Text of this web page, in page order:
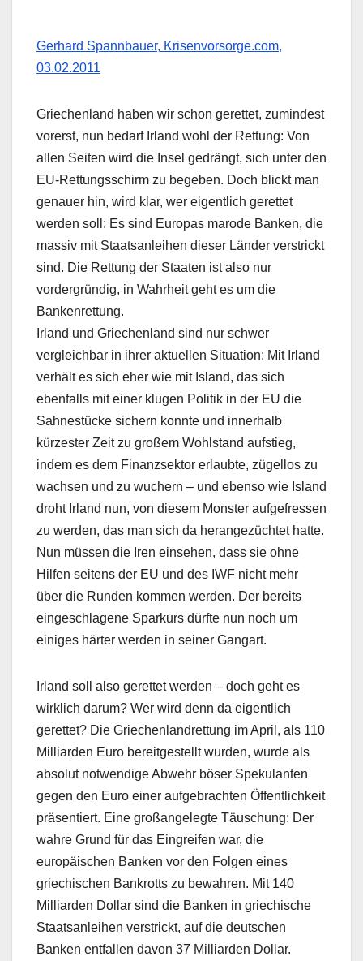
Gerhard Spannbauer, Krisenvorsorge.com,
03.02.2011
Griechenland haben wir schon gerettet, zumindest
vorerst, nun bedarf Irland wohl der Rettung: Von
allen Seiten wird die Insel gedrängt, sich unter den
EU-Rettungsschirm zu begeben. Doch blickt man
genauer hin, wird klar, wer eigentlich gerettet
werden soll: Es sind Europas marode Banken, die
massiv mit Staatsanleihen dieser Länder verstrickt
sind. Die Rettung der Staaten ist also nur
vordergründig, in Wahrheit geht es um die
Bankenrettung.
Irland und Griechenland sind nur schwer
vergleichbar in ihrer aktuellen Situation: Mit Irland
verhält es sich eher wie mit Island, das sich
ebenfalls mit einer klugen Politik in der EU die
Sahnestücke sichern konnte und innerhalb
kürzester Zeit zu großem Wohlstand aufstieg,
indem es dem Finanzsektor erlaubte, zügellos zu
wachsen und zu wuchern – und ebenso wie Island
droht Irland nun, von diesem Monster aufgefressen
zu werden, das man sich da herangezüchtet hatte.
Nun müssen die Iren einsehen, dass sie ohne
Hilfen seitens der EU und des IWF nicht mehr
über die Runden kommen werden. Der bereits
eingeschlagene Sparkurs dürfte nun noch um
einiges härter werden in seiner Gangart.
Irland soll also gerettet werden – doch geht es
wirklich darum? Wer wird denn da eigentlich
gerettet? Die Griechenlandrettung im April, als 110
Milliarden Euro bereitgestellt wurden, wurde als
absolut notwendige Abwehr böser Spekulanten
gegen den Euro einer aufgebrachten Öffentlichkeit
präsentiert. Eine großangelegte Täuschung: Der
wahre Grund für das Eingreifen war, die
europäischen Banken vor den Folgen eines
griechischen Bankrotts zu bewahren. Mit 140
Milliarden Dollar sind die Banken in griechische
Staatsanleihen verstrickt, auf die deutschen
Banken entfallen davon 37 Milliarden Dollar.